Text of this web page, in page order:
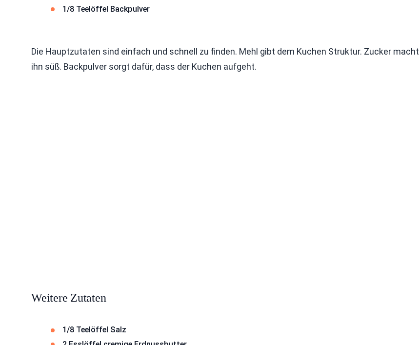
1/8 Teelöffel Backpulver
Die Hauptzutaten sind einfach und schnell zu finden. Mehl gibt dem Kuchen Struktur. Zucker macht
ihn süß. Backpulver sorgt dafür, dass der Kuchen aufgeht.
Weitere Zutaten
1/8 Teelöffel Salz